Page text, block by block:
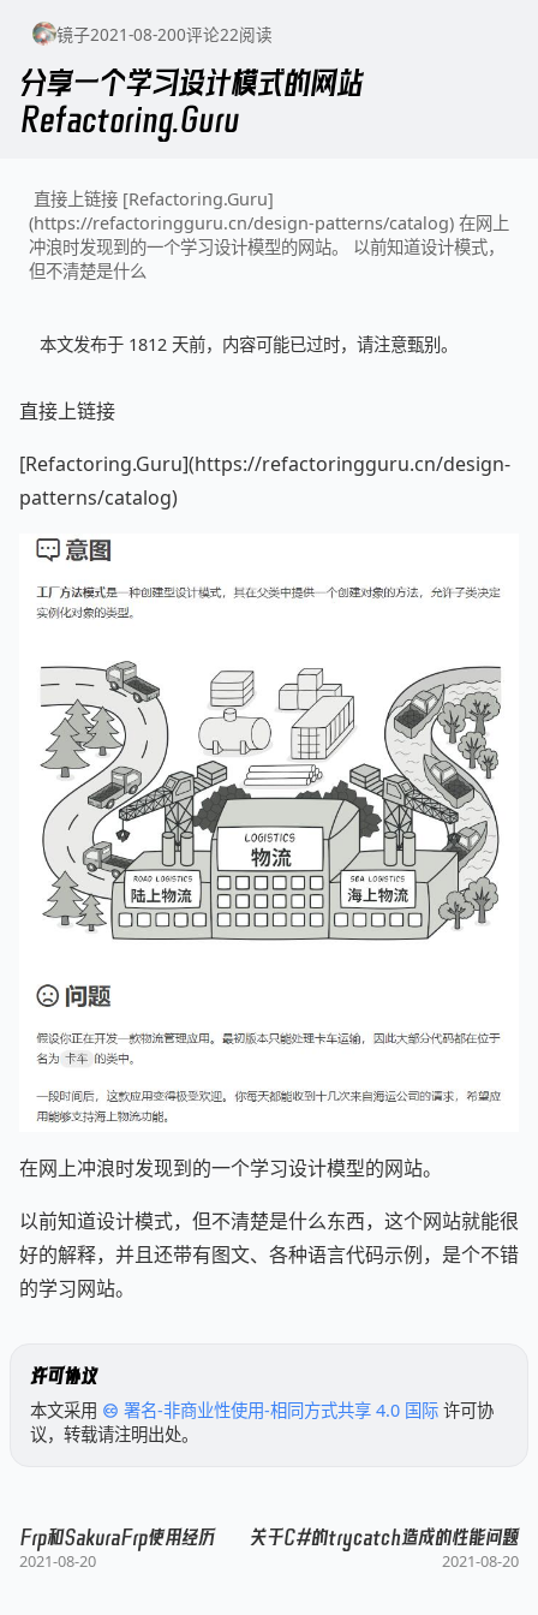
镜子2021-08-200评论22阅读
分享一个学习设计模式的网站
Refactoring.Guru
直接上链接 [Refactoring.Guru]
(https://refactoringguru.cn/design-patterns/catalog) 在网上
冲浪时发现到的一个学习设计模型的网站。 以前知道设计模式，
但不清楚是什么东西，
本文发布于 1812 天前，内容可能已过时，请注意甄别。
直接上链接
[Refactoring.Guru](https://refactoringguru.cn/design-
patterns/catalog)
在网上冲浪时发现到的一个学习设计模型的网站。
以前知道设计模式，但不清楚是什么东西，这个网站就能很
好的解释，并且还带有图文、各种语言代码示例，是个不错
的学习网站。
许可协议
本文采用 署名-非商业性使用-相同方式共享 4.0 国际 许可协
议，转载请注明出处。
Frp和SakuraFrp使用经历
2021-08-20
关于C#的trycatch造成的性能问题
2021-08-20